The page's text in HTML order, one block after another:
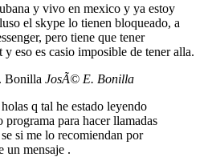
y vivo en mexico y ya estoy
el skype lo tienen bloqueado, a
pero tiene que tener
eso es casio imposible de tener alla.
JosÃ© E. Bonilla
q tal he estado leyendo
programa para hacer llamadas
si me lo recomiendan por
un mensaje .